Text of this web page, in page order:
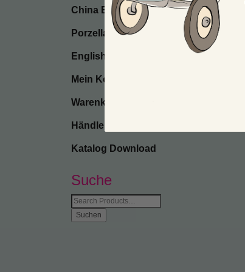
China Bone
Porzellan
English
Mein Konto
Warenkorb
Händler-Anmeldung
Katalog Download
Suche
Suche
nach: